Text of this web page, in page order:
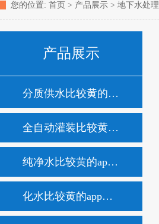
您的位置: 首页 > 产品展示 > 地下水处
产品展示
分质供水比较黄的app不用充会员
全自动灌装比较黄的app不用充会员
纯净水比较黄的app不用充会员
化水比较黄的app不用充会员